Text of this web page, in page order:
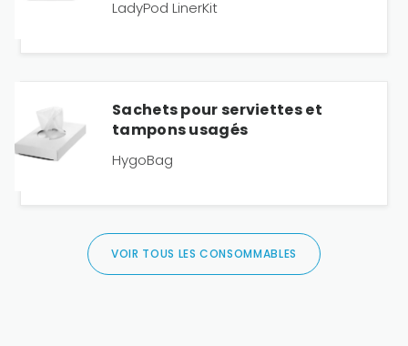
LadyPod LinerKit
Sachets pour serviettes et
tampons usagés
HygoBag
VOIR TOUS LES CONSOMMABLES